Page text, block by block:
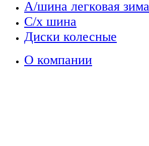
А/шина легковая зима
С/х шина
Диски колесные
О компании